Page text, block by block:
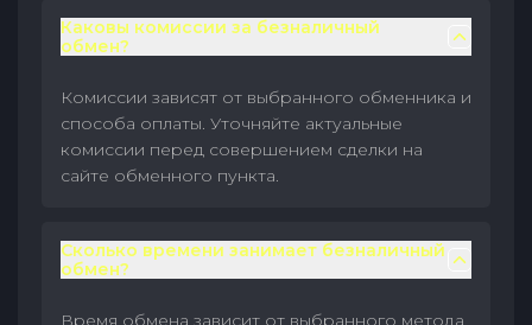
Каковы комиссии за безналичный
обмен?
Комиссии зависят от выбранного обменника и
способа оплаты. Уточняйте актуальные
комиссии перед совершением сделки на
сайте обменного пункта.
Сколько времени занимает безналичный
обмен?
Время обмена зависит от выбранного метода